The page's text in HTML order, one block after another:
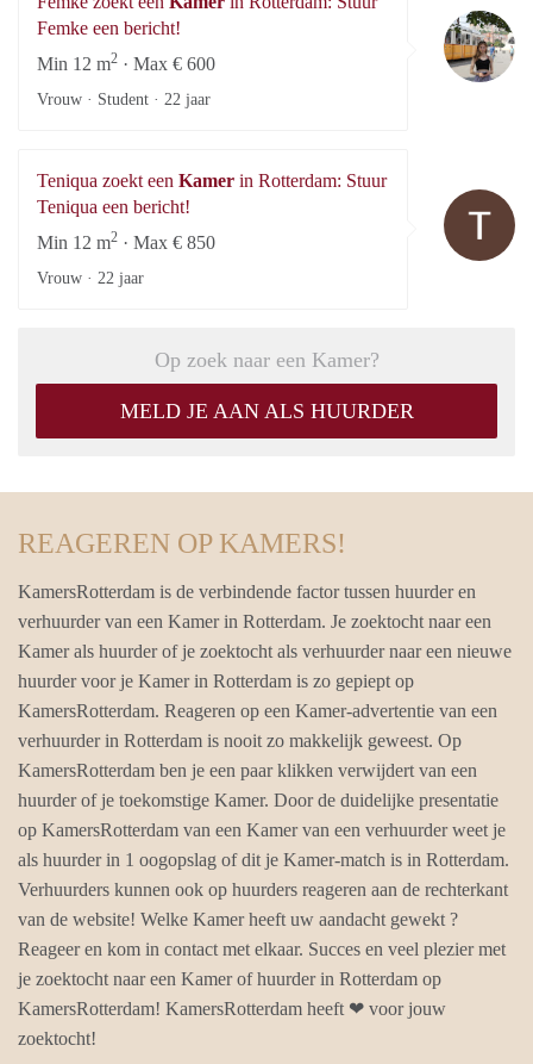
Femke een bericht!
Min 12 m2 · Max € 600
Vrouw · Student · 22 jaar
Teniqua zoekt een Kamer in Rotterdam: Stuur
Teniqua een bericht!
Min 12 m2 · Max € 850
Vrouw · 22 jaar
Op zoek naar een Kamer?
MELD JE AAN ALS HUURDER
REAGEREN OP KAMERS!
KamersRotterdam is de verbindende factor tussen huurder en
verhuurder van een Kamer in Rotterdam. Je zoektocht naar een
Kamer als huurder of je zoektocht als verhuurder naar een nieuwe
huurder voor je Kamer in Rotterdam is zo gepiept op
KamersRotterdam. Reageren op een Kamer-advertentie van een
verhuurder in Rotterdam is nooit zo makkelijk geweest. Op
KamersRotterdam ben je een paar klikken verwijdert van een
huurder of je toekomstige Kamer. Door de duidelijke presentatie
op KamersRotterdam van een Kamer van een verhuurder weet je
als huurder in 1 oogopslag of dit je Kamer-match is in Rotterdam.
Verhuurders kunnen ook op huurders reageren aan de rechterkant
van de website! Welke Kamer heeft uw aandacht gewekt ?
Reageer en kom in contact met elkaar. Succes en veel plezier met
je zoektocht naar een Kamer of huurder in Rotterdam op
KamersRotterdam! KamersRotterdam heeft ❤ voor jouw
zoektocht!